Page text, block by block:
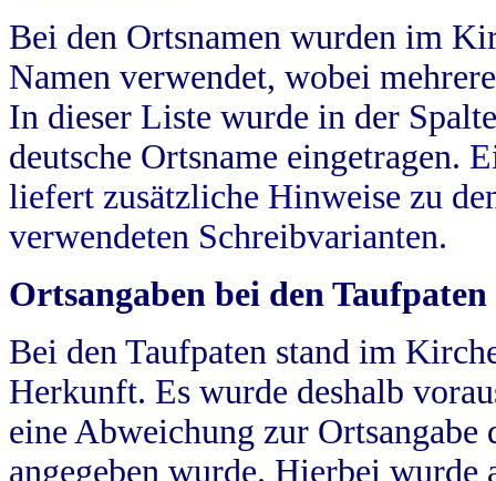
Bei den Ortsnamen wurden im
Namen verwendet, wobei
In dieser Liste wurde in der
deutsche Ortsname eingetragen.
liefert zusätzliche Hinweise zu
verwendeten Schreibvarianten.
Ortsangaben bei den Taufpaten
Bei den Taufpaten stand im
Herkunft. Es wurde deshalb
eine Abweichung zur
angegeben wurde. Hierbei wurde